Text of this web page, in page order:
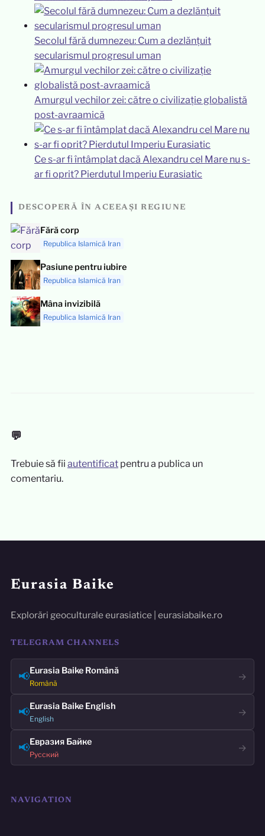
Secolul fără dumnezeu: Cum a dezlănțuit
secularismul progresul uman
Amurgul vechilor zei: către o civilizație globalistă
post-avraamică
Ce s-ar fi întâmplat dacă Alexandru cel Mare nu s-
ar fi oprit? Pierdutul Imperiu Eurasiatic
DESCOPERĂ ÎN ACEEAȘI REGIUNE
Fără corp
Republica Islamică Iran
Pasiune pentru iubire
Republica Islamică Iran
Mâna invizibilă
Republica Islamică Iran
💬
Trebuie să fii autentificatpentru a publica un
comentariu.
Eurasia Baike
Explorări geoculturale eurasiatice | eurasiabaike.ro
TELEGRAM CHANNELS
📢Eurasia Baike Română
Română
→
📢Eurasia Baike English
English
→
📢Евразия Байке
Русский
→
NAVIGATION